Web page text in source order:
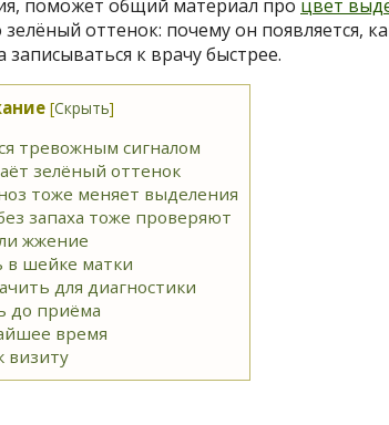
поможет общий материал про цвет
оттенок: почему он появляется,
к врачу быстрее.
[Скрыть]
тревожным сигналом
зелёный оттенок
тоже меняет выделения
запаха тоже проверяют
жжение
шейке матки
для диагностики
до приёма
время
визиту